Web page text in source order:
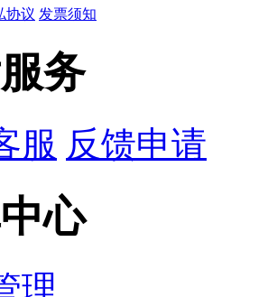
协议 发票须知
务
服 反馈申请
心
理